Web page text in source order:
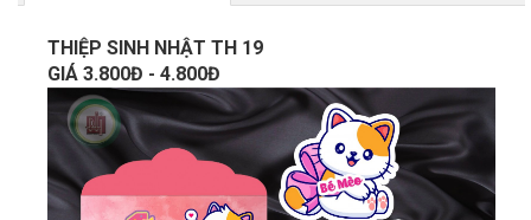
THIỆP SINH NHẬT TH 19
GIÁ 3.800Đ - 4.800Đ